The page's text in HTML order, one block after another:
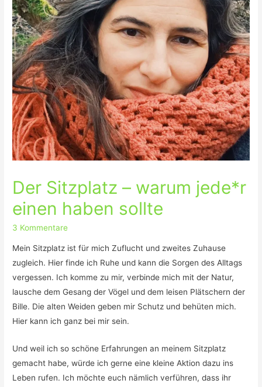
Der Sitzplatz – warum jede*r
einen haben sollte
3 Kommentare
Mein Sitzplatz ist für mich Zuflucht und zweites Zuhause
zugleich. Hier finde ich Ruhe und kann die Sorgen des Alltags
vergessen. Ich komme zu mir, verbinde mich mit der Natur,
lausche dem Gesang der Vögel und dem leisen Plätschern der
Bille. Die alten Weiden geben mir Schutz und behüten mich.
Hier kann ich ganz bei mir sein.
Und weil ich so schöne Erfahrungen an meinem Sitzplatz
gemacht habe, würde ich gerne eine kleine Aktion dazu ins
Leben rufen. Ich möchte euch nämlich verführen, dass ihr